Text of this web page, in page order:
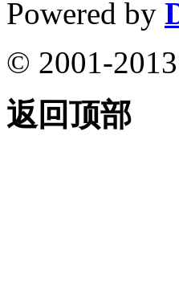
Powered by
© 2001-2013
返回顶部